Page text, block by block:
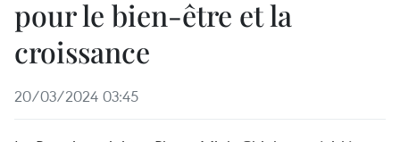
pour le bien-être et la
croissance
20/03/2024 03:45